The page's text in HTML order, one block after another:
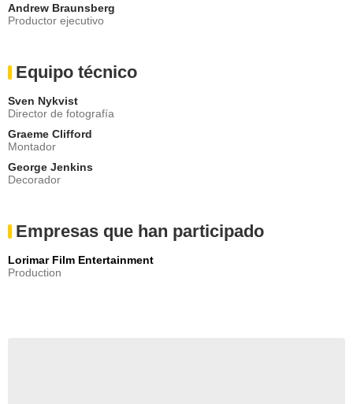
Andrew Braunsberg
Productor ejecutivo
Equipo técnico
Sven Nykvist
Director de fotografía
Graeme Clifford
Montador
George Jenkins
Decorador
Empresas que han participado
Lorimar Film Entertainment
Production